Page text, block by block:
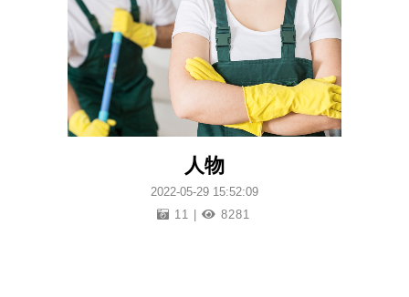
人物
2022-05-29 15:52:09
11 |
8281